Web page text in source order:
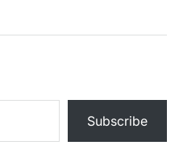
Subscribe